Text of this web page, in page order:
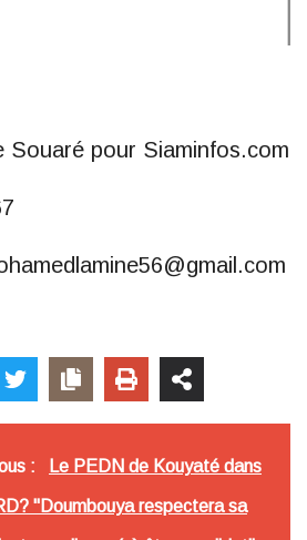
Souaré pour Siaminfos.com
: Le PEDN de Kouyaté dans
"Doumbouya respectera sa